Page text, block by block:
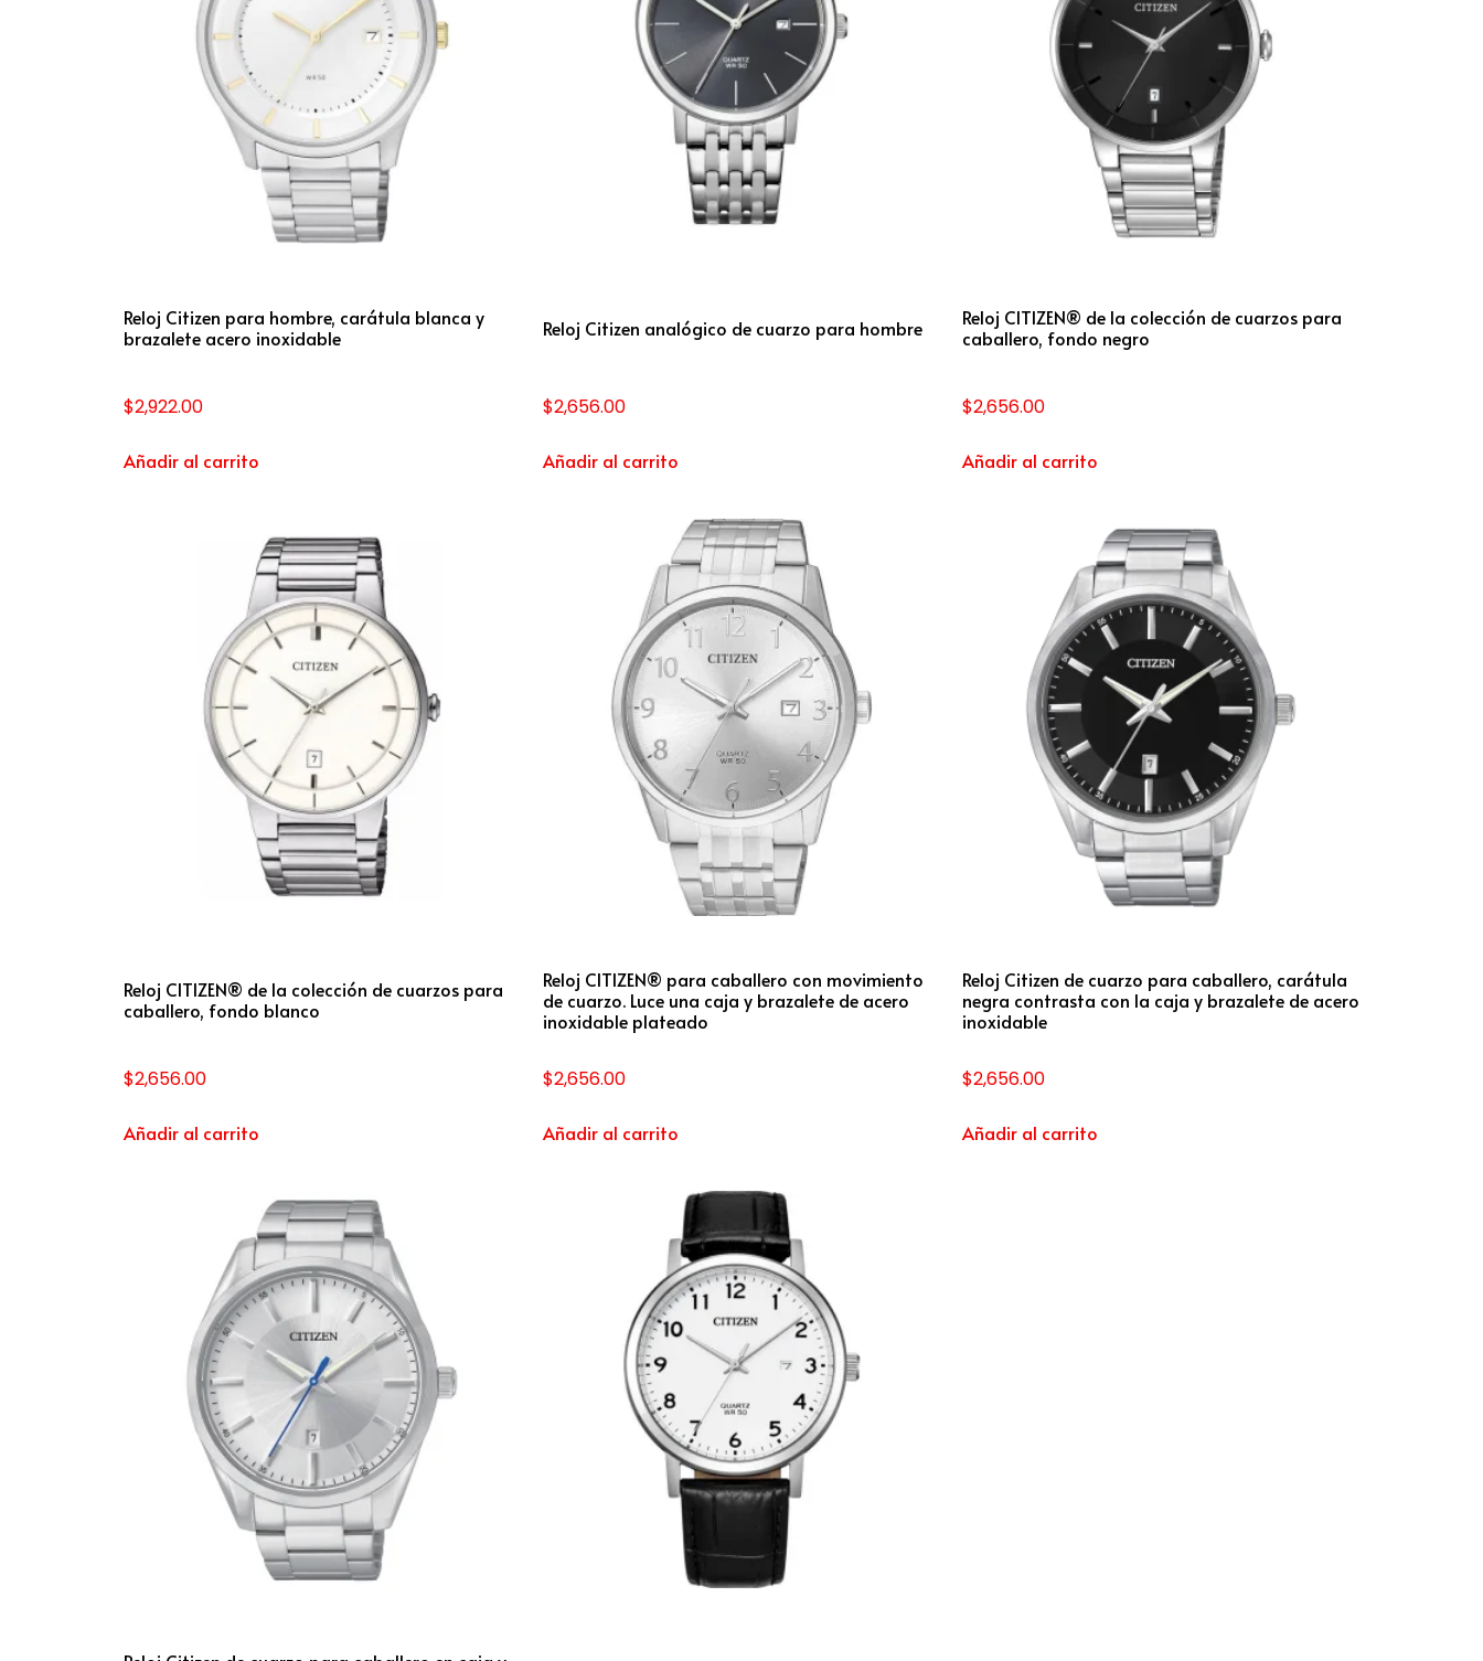
Reloj Citizen para hombre, carátula blanca y
brazalete acero inoxidable
$2,922.00
Añadir al carrito
Reloj Citizen analógico de cuarzo para hombre
$2,656.00
Añadir al carrito
Reloj CITIZEN® de la colección de cuarzos para
caballero, fondo negro
$2,656.00
Añadir al carrito
Reloj CITIZEN® de la colección de cuarzos para
caballero, fondo blanco
$2,656.00
Añadir al carrito
Reloj CITIZEN® para caballero con movimiento
de cuarzo. Luce una caja y brazalete de acero
inoxidable plateado
$2,656.00
Añadir al carrito
Reloj Citizen de cuarzo para caballero, carátula
negra contrasta con la caja y brazalete de acero
inoxidable
$2,656.00
Añadir al carrito